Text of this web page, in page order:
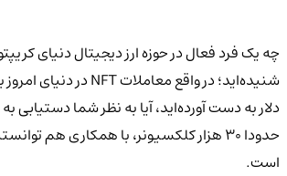
چه یک فرد فعال در حوزه ارز دیجیتال دنیای
است.